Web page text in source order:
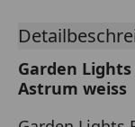
Garden
Astrum weiss